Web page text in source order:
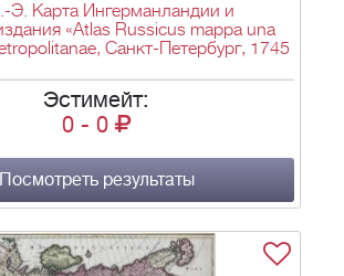
Э. Карта Ингерманландии и
«Atlas Russicus mappa una
Санкт-Петербург, 1745
Эстимейт:
0 - 0
Посмотреть результаты